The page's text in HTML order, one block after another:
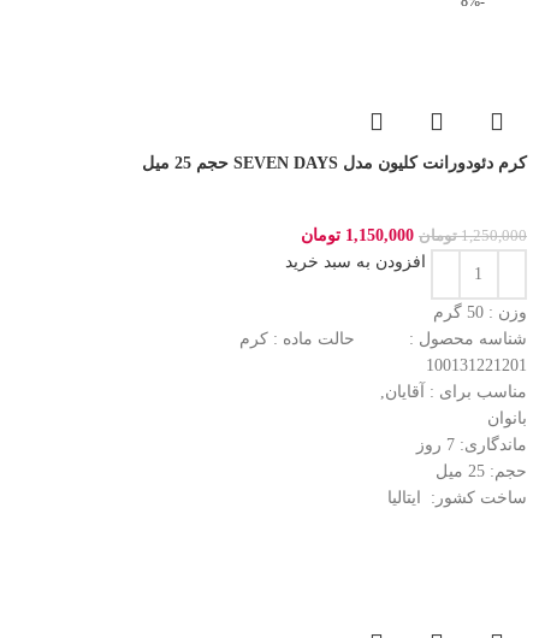
کرم دئودورانت کلیون مدل SEVEN DAYS حجم 25 میل
1,250,000 تومان 1,150,000 تومان
افزودن به سبد خرید
وزن : 50
گرم
شناسه محصول :
100131221201
حالت ماده : کرم
مناسب برای : آقایان,
بانوان
ماندگاری: 7
روز
حجم: 25
میل
ساخت کشور: ایتالیا